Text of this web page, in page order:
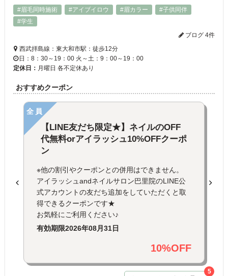
#眉毛同時施術
#アイブイロウ #眉カラー
#子供同伴
#学生
ブログ 4件
西武拝島線：東大和市駅：徒歩12分
日：8：30～19：00 火～土：9：00～19：00
定休日： 月曜日 各不定休あり
おすすめクーポン
全員
【LINE友だち限定★】ネイルのOFF
代無料orアイラッシュ10%OFFクーポ
ン
※他の割引やクーポンとの併用はできません。
アイラッシュandネイルサロン巴里院のLINE公
式アカウントの友だち追加をしていただくと取
得できるクーポンです★
お気軽にご利用ください♪
有効期限2026年08月31日
10%OFF
5